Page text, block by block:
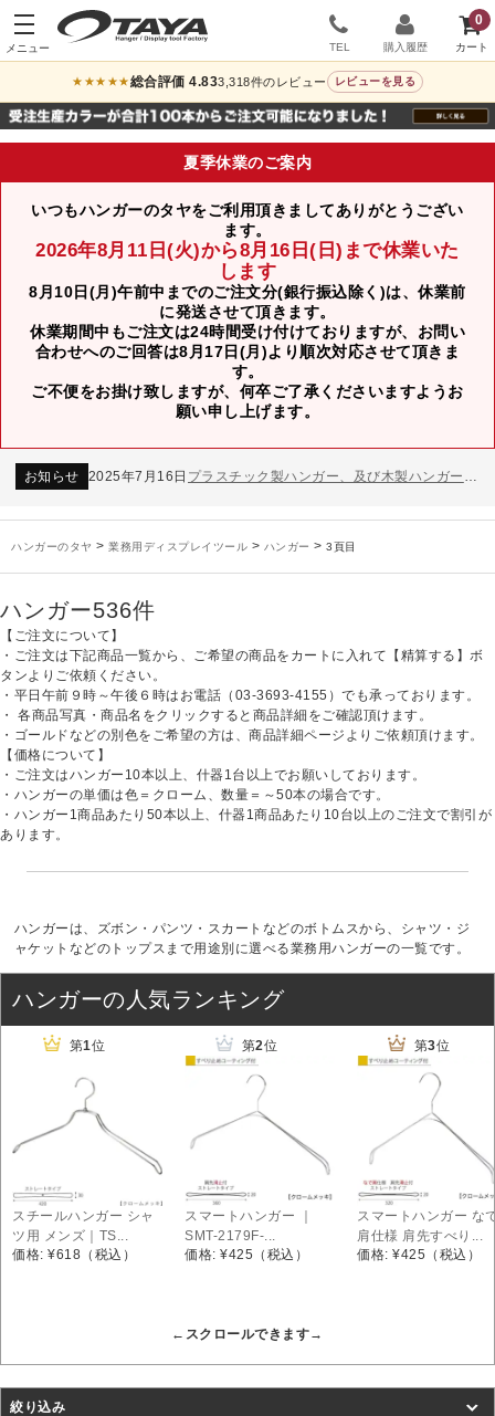
0
TEL 購入履歴
★★★★★総合評価 4.833,318件のレビュー レビューを見る
夏季休業のご案内
いつもハンガーのタヤをご利用頂きましてありがとうござい
ます。
2026年8月11日(火)から8月16日(日)まで休業いた
します
8月10日(月)午前中までのご注文分(銀行振込除く)は、休業前
に発送させて頂きます。
休業期間中もご注文は24時間受け付けておりますが、お問い
合わせへのご回答は8月17日(月)より順次対応させて頂きま
す。
ご不便をお掛け致しますが、何卒ご了承くださいますようお
願い申し上げます。
お知らせ 2024年12月12日年末年始休業のお知らせ
2026年3月7日
お知らせ 2025年7月16日
プラスチック製ハンガー、及び木製ハンガーKシリーズ 価格改定のお知らせ
お知らせ
2025年3月14日 木製ハンガーNシリーズ価格改定のお知らせ
お知らせ
2025年3月14日
未分類 2024年12月19日
雑誌「GINZA」でタヤのハンガーを紹介していただきました
お知らせ 2024年12月12日
ハンガーのタヤ > 業務用ディスプレイツール > ハンガー > 3頁目
ハンガー536件
【ご注文について】
・ご注文は下記商品一覧から、ご希望の商品をカートに入れて【精算する】ボ
タンよりご依頼ください。
・平日午前９時～午後６時はお電話（03-3693-4155）でも承っております。
・ 各商品写真・商品名をクリックすると商品詳細をご確認頂けます。
・ゴールドなどの別色をご希望の方は、商品詳細ページよりご依頼頂けます。
【価格について】
・ご注文はハンガー10本以上、什器1台以上でお願いしております。
・ハンガーの単価は色＝クローム、数量＝～50本の場合です。
・ハンガー1商品あたり50本以上、什器1商品あたり10台以上のご注文で割引が
あります。
ハンガーは、ズボン・パンツ・スカートなどのボトムスから、シャツ・ジ
ャケットなどのトップスまで用途別に選べる業務用ハンガーの一覧です。
ハンガーの人気ランキング
第1位
スチールハンガー シャ
ツ用 メンズ｜TS...
価格: ¥618 （税込）
第2位
スマートハンガー ｜
SMT-2179F-...
価格: ¥425 （税込）
第3位
スマートハンガー な
肩仕様 肩先すべり...
価格: ¥425 （税込）
絞り込み